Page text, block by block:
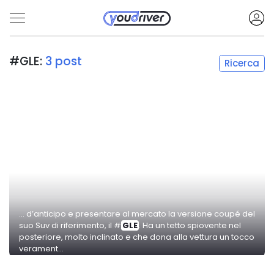
#GLE: 3 post Ricerca
... d’anticipo e presentare al mercato la versione coupé del
suo Suv di riferimento, il # GLE. Ha un tetto spiovente nel
posteriore, molto inclinato e che dona alla vettura un tocco
verament...